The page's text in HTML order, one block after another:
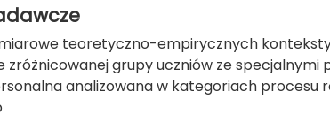
teoretyczno-empirycznych
zróżnicowanej grupy uczniów ze
analizowana w kategoriach procesu